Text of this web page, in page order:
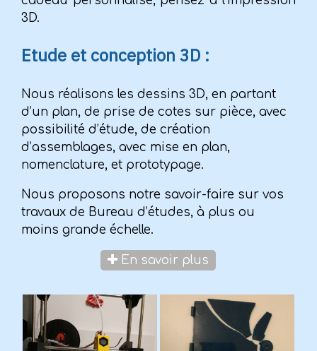
3D.
Etude et conception 3D :
Nous réalisons les dessins 3D, en partant
d’un plan, de prise de cotes sur pièce, avec
possibilité d’étude, de création
d’assemblages, avec mise en plan,
nomenclature, et prototypage.
Nous proposons notre savoir-faire sur vos
travaux de Bureau d’études, à plus ou
moins grande échelle.
En savoir plus